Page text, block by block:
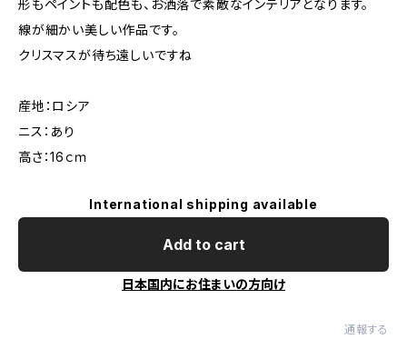
形もペイントも配色も、お洒落で素敵なインテリアとなります。
線が細かい美しい作品です。
クリスマスが待ち遠しいですね
産地：ロシア
ニス：あり
高さ：16ｃｍ
International shipping available
Add to cart
日本国内にお住まいの方向け
通報する